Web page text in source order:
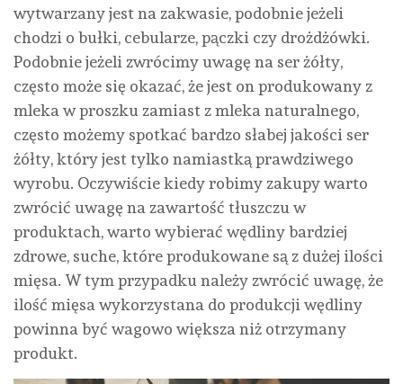
wytwarzany jest na zakwasie, podobnie jeżeli
chodzi o bułki, cebularze, pączki czy drożdżówki.
Podobnie jeżeli zwrócimy uwagę na ser żółty,
często może się okazać, że jest on produkowany z
mleka w proszku zamiast z mleka naturalnego,
często możemy spotkać bardzo słabej jakości ser
żółty, który jest tylko namiastką prawdziwego
wyrobu. Oczywiście kiedy robimy zakupy warto
zwrócić uwagę na zawartość tłuszczu w
produktach, warto wybierać wędliny bardziej
zdrowe, suche, które produkowane są z dużej ilości
mięsa. W tym przypadku należy zwrócić uwagę, że
ilość mięsa wykorzystana do produkcji wędliny
powinna być wagowo większa niż otrzymany
produkt.